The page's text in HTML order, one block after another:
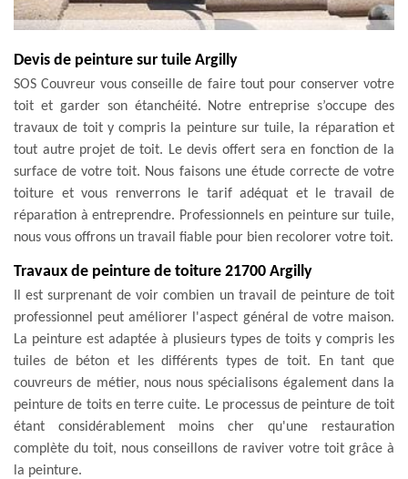
Devis de peinture sur tuile Argilly
SOS Couvreur vous conseille de faire tout pour conserver votre
toit et garder son étanchéité. Notre entreprise s’occupe des
travaux de toit y compris la peinture sur tuile, la réparation et
tout autre projet de toit. Le devis offert sera en fonction de la
surface de votre toit. Nous faisons une étude correcte de votre
toiture et vous renverrons le tarif adéquat et le travail de
réparation à entreprendre. Professionnels en peinture sur tuile,
nous vous offrons un travail fiable pour bien recolorer votre toit.
Travaux de peinture de toiture 21700 Argilly
Il est surprenant de voir combien un travail de peinture de toit
professionnel peut améliorer l'aspect général de votre maison.
La peinture est adaptée à plusieurs types de toits y compris les
tuiles de béton et les différents types de toit. En tant que
couvreurs de métier, nous nous spécialisons également dans la
peinture de toits en terre cuite. Le processus de peinture de toit
étant considérablement moins cher qu'une restauration
complète du toit, nous conseillons de raviver votre toit grâce à
la peinture.